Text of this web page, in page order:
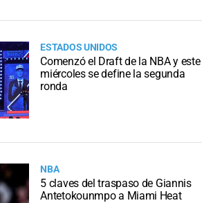
ESTADOS UNIDOS
Comenzó el Draft de la NBA y este
miércoles se define la segunda
ronda
NBA
5 claves del traspaso de Giannis
Antetokounmpo a Miami Heat